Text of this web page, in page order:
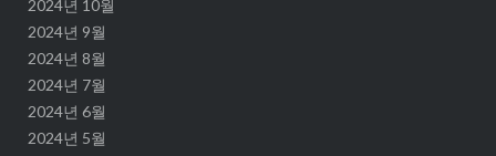
2024년 10월
2024년 9월
2024년 8월
2024년 7월
2024년 6월
2024년 5월